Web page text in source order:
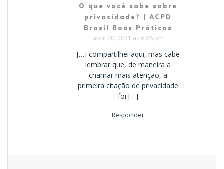
O que você sabe sobre
privacidade? | ACPD
Brasil Boas Práticas
abril 20, 2021 às 6:26 pm
[…] compartilhei aqui, mas cabe
lembrar que, de maneira a
chamar mais atenção, a
primeira citação de privacidade
foi […]
Responder